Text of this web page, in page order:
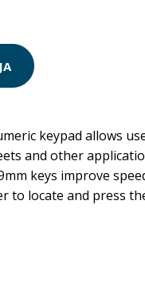
keypad allows
and other
keys improve
to locate and press